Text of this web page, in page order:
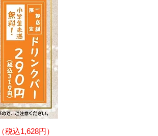
込1,628円）